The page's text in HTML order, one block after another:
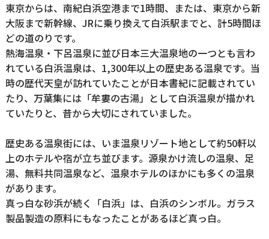
東京からは、南紀白浜空港まで1時間、または、東京から新
大阪まで新幹線、JRに乗り換えて白浜駅までと、計5時間ほ
どの道のりです。
熱海温泉・下呂温泉に並び日本三大温泉地の一つとも言わ
れている白浜温泉は、1,300年以上の歴史ある温泉です。当
時の歴代天皇が訪れていたことが日本書紀に記載されてい
たり、万葉集には「牟婁の古湯」として白浜温泉が描かれ
ていたりと、昔から大切にされていました。
歴史ある温泉街には、いま温泉リゾート地として約50軒以
上のホテルや宿が立ち並びます。源泉かけ流しの温泉、足
湯、無料共同温泉など、温泉ホテルのほかにも多くの温泉
があります。
真っ白な砂浜が続く「白浜」は、白浜のシンボル。ガラス
製品製造の原料にもなったことがあるほど真っ白。